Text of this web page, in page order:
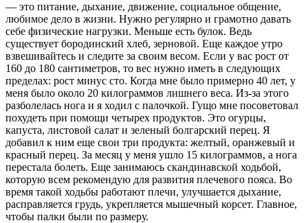
— это питание, дыхание, движение, социальное общение,
любимое дело в жизни. Нужно регулярно и грамотно давать
себе физические нагрузки. Меньше есть булок. Ведь
существует бородинский хлеб, зерновой. Еще каждое утро
взвешивайтесь и следите за своим весом. Если у вас рост от
160 до 180 сантиметров, то вес нужно иметь в следующих
пределах: рост минус сто. Когда мне было примерно 40 лет, у
меня было около 20 килограммов лишнего веса. Из-за этого
разболелась нога и я ходил с палочкой. Гущо мне посоветовал
похудеть при помощи четырех продуктов. Это огурцы,
капуста, листовой салат и зеленый болгарский перец. Я
добавил к ним еще свои три продукта: желтый, оранжевый и
красный перец. За месяц у меня ушло 15 килограммов, а нога
перестала болеть. Еще занимаюсь скандинавской ходьбой,
которую всем рекомендую для развития плечевого пояса. Во
время такой ходьбы работают плечи, улучшается дыхание,
расправляется грудь, укрепляется мышечный корсет. Главное,
чтобы палки были по размеру.